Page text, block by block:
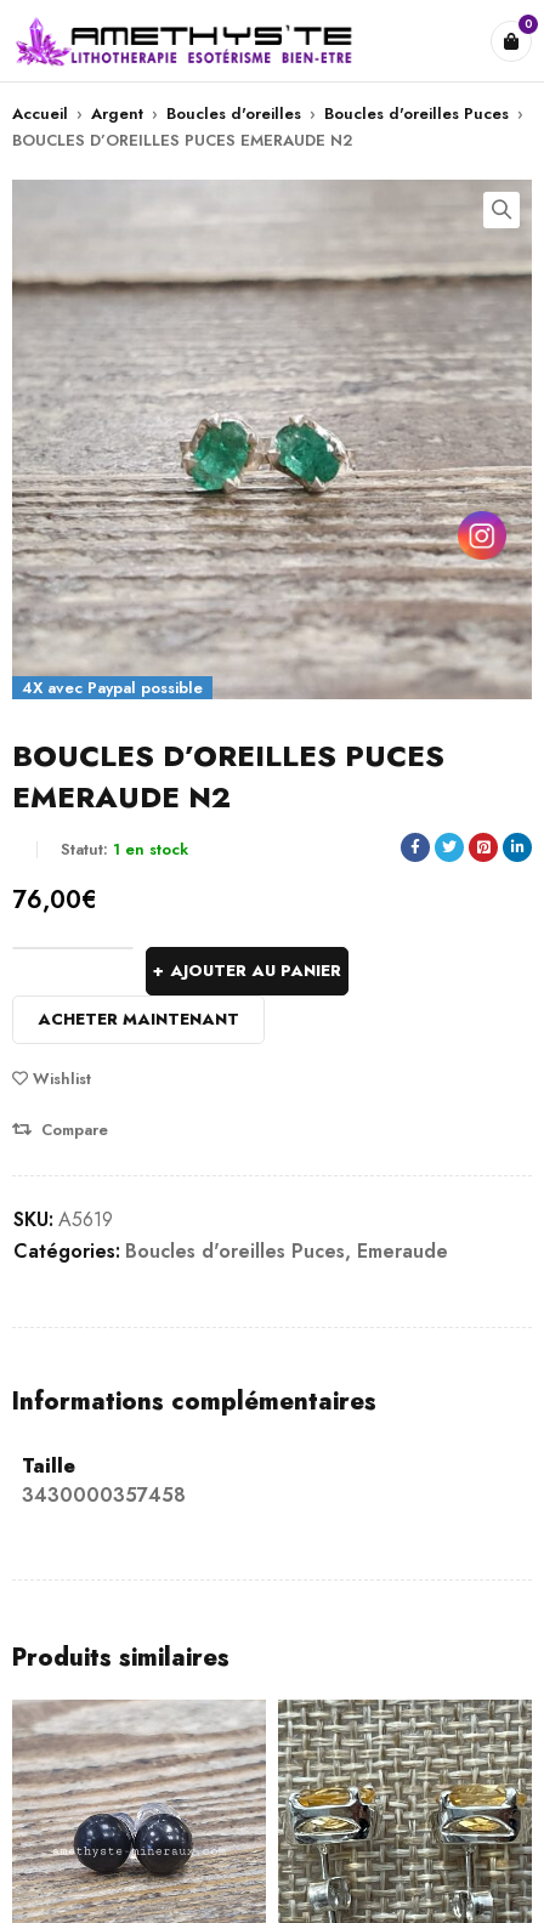
0
Accueil › Argent › Boucles d'oreilles › Boucles d'oreilles Puces ›
BOUCLES D’OREILLES PUCES EMERAUDE N2
4X avec Paypal possible
BOUCLES D’OREILLES PUCES
EMERAUDE N2
Statut: 1 en stock
76,00€
AJOUTER AU PANIER
ACHETER MAINTENANT
Wishlist
Compare
SKU: A5619
Catégories: Boucles d'oreilles Puces, Emeraude
Informations complémentaires
Taille
3430000357458
Produits similaires